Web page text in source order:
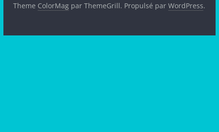
Theme ColorMag par ThemeGrill. Propulsé parWordPress.